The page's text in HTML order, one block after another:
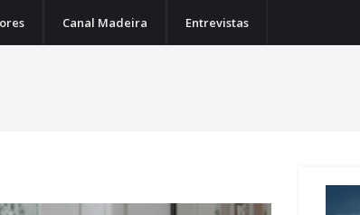
Canal Madeira Entrevistas